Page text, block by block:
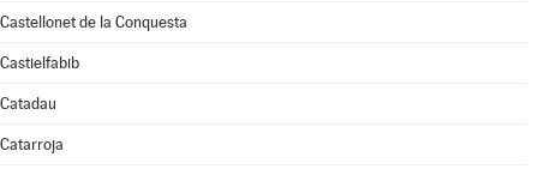
Castellonet de la Conquesta
Castielfabib
Catadau
Catarroja